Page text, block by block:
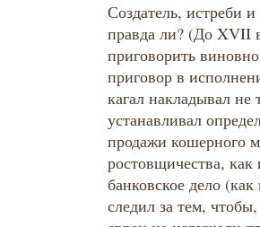
Создатель, истреби
правда ли? (До XVII
приговорить
приговор в
кагал накладывал
устанавливал
продажи кошерного
ростовщичества, как
банковское дело
следил за тем,